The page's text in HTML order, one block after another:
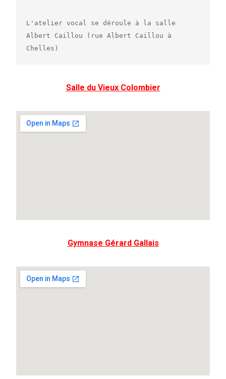
L'atelier vocal se déroule à la salle
Albert Caillou (rue Albert Caillou à
Chelles)
Salle du Vieux Colombier
Gymnase Gérard Gallais